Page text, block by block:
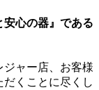
心の器』である
ジャー店、お客様
くことに尽くし